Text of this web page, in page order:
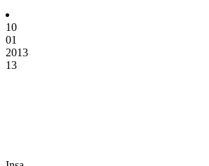
10
01
2013
13